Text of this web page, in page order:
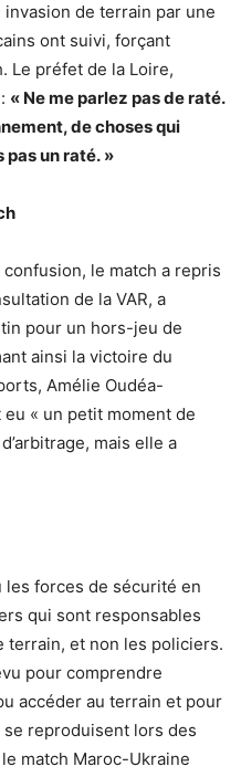
de terrain par une
ont suivi, forçant
Le préfet de la Loire,
« Ne me parlez pas de raté.
de choses qui
un raté. »
le match a repris
de la VAR, a
pour un hors-jeu de
ainsi la victoire du
Amélie Oudéa-
eu « un petit moment de
mais elle a
les forces de sécurité en
qui sont responsables
terrain, et non les policiers.
pour comprendre
accéder au terrain et pour
reproduisent lors des
match Maroc-Ukraine